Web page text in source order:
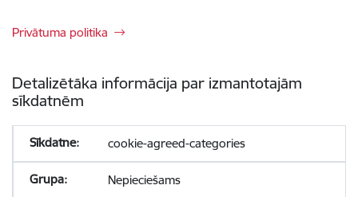
Privātuma politika
Detalizētāka informācija par izmantotajām
sīkdatnēm
cookie-agreed-categories
Nepieciešams